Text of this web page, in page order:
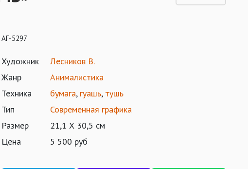
АГ-5297
Художник
Лесников В.
Жанр
Анималистика
Техника
бумага, гуашь, тушь
Тип
Современная графика
Размер
21,1 Х 30,5 см
Цена
5 500 руб